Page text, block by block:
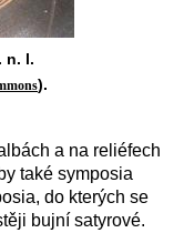
n. l.
).
a na reliéfech
také symposia
do kterých se
bujní satyrové.